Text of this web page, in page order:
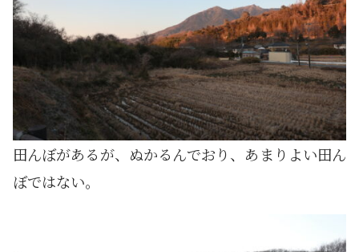
田んぼがあるが、ぬかるんでおり、あまりよい田ん
ぼではない。